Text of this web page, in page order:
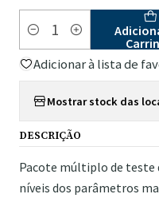
Quantidade
Adicionar à lista de
Mostrar stock das
DESCRIÇÃO
Pacote múltiplo de teste
níveis dos parâmetros